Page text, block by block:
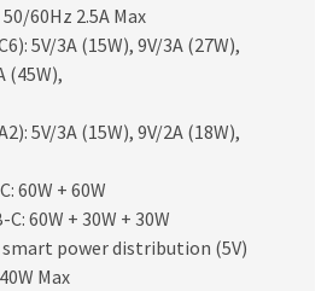
60Hz 2.5A Max
5V/3A (15W), 9V/3A (27W),
(45W),
5V/3A (15W), 9V/2A (18W),
60W + 60W
60W + 30W + 30W
power distribution (5V)
Max